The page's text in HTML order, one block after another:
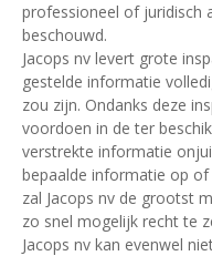
professioneel of juridisch
beschouwd.
Jacops nv levert grote
gestelde informatie
zou zijn. Ondanks deze
voordoen in de ter
verstrekte informatie
bepaalde informatie op
zal Jacops nv de grootst
zo snel mogelijk recht te
Jacops nv kan evenwel